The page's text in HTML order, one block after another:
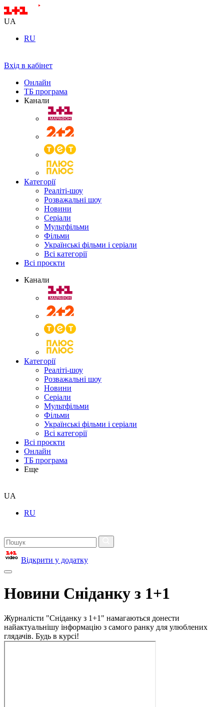
UA
RU
Вхід в кабінет
Онлайн
ТБ програма
Канали
Категорії
Реаліті-шоу
Розважальні шоу
Новини
Серіали
Мультфільми
Фільми
Українські фільми і серіали
Всі категорії
Всі проєкти
Канали
Категорії
Реаліті-шоу
Розважальні шоу
Новини
Серіали
Мультфільми
Фільми
Українські фільми і серіали
Всі категорії
Всі проєкти
Онлайн
ТБ програма
Еще
UA
RU
Відкрити у додатку
Новини Сніданку з 1+1
Журналісти "Сніданку з 1+1" намагаються донести
найактуальнішу інформацію з самого ранку для улюблених
глядачів. Будь в курсі!